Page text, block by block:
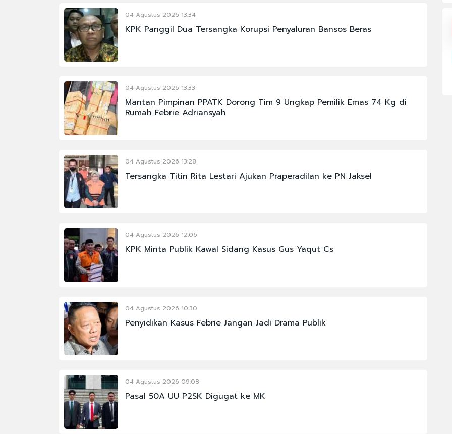
04 Agustus 2026 13:34
KPK Panggil Dua Tersangka Korupsi Penyaluran Bansos Beras
04 Agustus 2026 13:33
Mantan Pimpinan PPATK Dorong Tim 9 Ungkap Pemilik Emas 74 Kg di
Rumah Febrie Adriansyah
04 Agustus 2026 13:28
Tersangka Titin Rita Lestari Ajukan Praperadilan ke PN Jaksel
04 Agustus 2026 12:06
KPK Minta Publik Kawal Sidang Kasus Gus Yaqut Cs
04 Agustus 2026 10:30
Penyidikan Kasus Febrie Jangan Jadi Drama Publik
04 Agustus 2026 09:08
Pasal 50A UU P2SK Digugat ke MK